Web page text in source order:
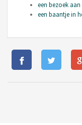
een bezoek
een baantje in